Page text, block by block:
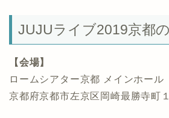
JUJUライブ2019京都
【会場】
ロームシアター京都 メインホール
京都府京都市左京区岡崎最勝寺町